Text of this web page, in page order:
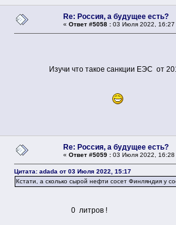
Re: Россия, а будущее есть?
« Ответ #5058 : 03 Июля 2022, 16:27
Изучи что такое санкции ЕЭС от
Re: Россия, а будущее есть?
« Ответ #5059 : 03 Июля 2022, 16:28
Цитата: adada от 03 Июля 2022, 15:17
Кстати, а сколько сырой нефти сосет Финляндия у
0 литров !